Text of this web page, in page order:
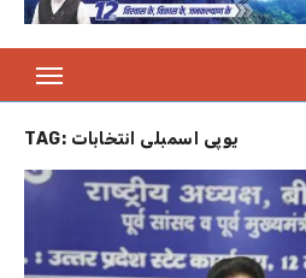
TAG: یوپی اسمبلی انتخابات